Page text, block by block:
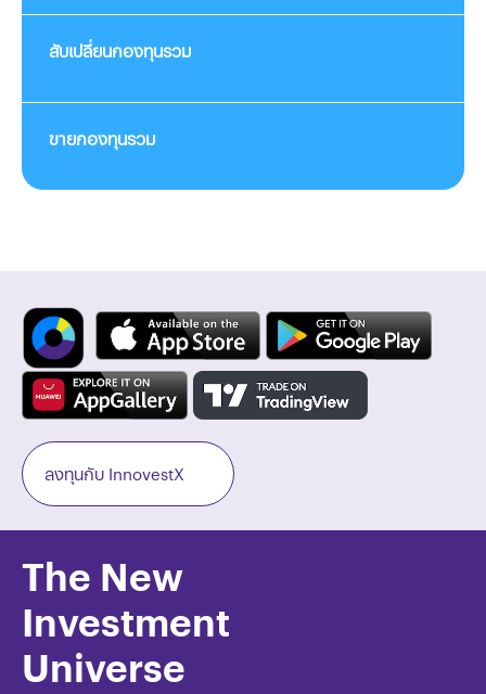
สับเปลี่ยนกองทุนรวม
ขายกองทุนรวม
ลงทุนกับ InnovestX
The New
Investment
Universe